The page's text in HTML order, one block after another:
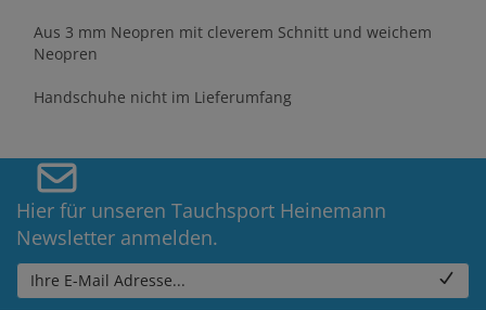
Aus 3 mm Neopren mit cleverem Schnitt und weichem
Neopren
Handschuhe nicht im Lieferumfang
Hier für unseren Tauchsport Heinemann
Newsletter anmelden.
Ihre E-Mail Adresse...